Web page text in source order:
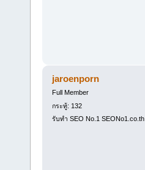
jaroenporn
Full Member
กระทู้: 132
รับทำ SEO No.1 SEONo1.co.th